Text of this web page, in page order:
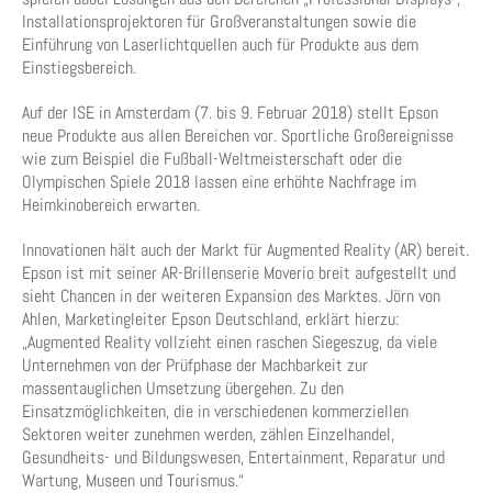
Installationsprojektoren für Großveranstaltungen sowie die
Einführung von Laserlichtquellen auch für Produkte aus dem
Einstiegsbereich.
Auf der ISE in Amsterdam (7. bis 9. Februar 2018) stellt Epson
neue Produkte aus allen Bereichen vor. Sportliche Großereignisse
wie zum Beispiel die Fußball-Weltmeisterschaft oder die
Olympischen Spiele 2018 lassen eine erhöhte Nachfrage im
Heimkinobereich erwarten.
Innovationen hält auch der Markt für Augmented Reality (AR) bereit.
Epson ist mit seiner AR-Brillenserie Moverio breit aufgestellt und
sieht Chancen in der weiteren Expansion des Marktes. Jörn von
Ahlen, Marketingleiter Epson Deutschland, erklärt hierzu:
„Augmented Reality vollzieht einen raschen Siegeszug, da viele
Unternehmen von der Prüfphase der Machbarkeit zur
massentauglichen Umsetzung übergehen. Zu den
Einsatzmöglichkeiten, die in verschiedenen kommerziellen
Sektoren weiter zunehmen werden, zählen Einzelhandel,
Gesundheits- und Bildungswesen, Entertainment, Reparatur und
Wartung, Museen und Tourismus.“